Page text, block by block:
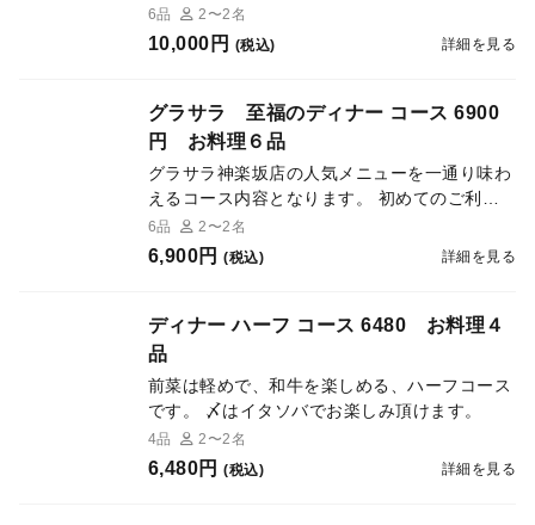
のイタソバがトリュフポルチーニがお召し上が
り頂ける内容です。デートやお祝い、接待にご
6品 2〜2名
10,000円 (税込) 詳細を見る
グラサラ 至福のディナー コース 6900
円 お料理６品
グラサラ神楽坂店の人気メニューを一通り味わ
えるコース内容となります。 初めてのご利用
の方で、しっかりとお食事をされたい方にお勧
めです。 〆はグラサラ名物のイタソバでお楽
6品 2〜2名
6,900円 (税込) 詳細を見る
ディナー ハーフ コース 6480 お料理４
品
前菜は軽めで、和牛を楽しめる、ハーフコース
です。 〆はイタソバでお楽しみ頂けます。
4品 2〜2名
6,480円 (税込) 詳細を見る